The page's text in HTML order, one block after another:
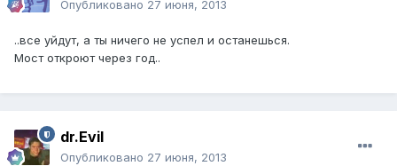
Опубликовано 27 июня, 2013
..все уйдут, а ты ничего не успел и останешься.
Мост откроют через год..
dr.Evil
Опубликовано 27 июня, 2013